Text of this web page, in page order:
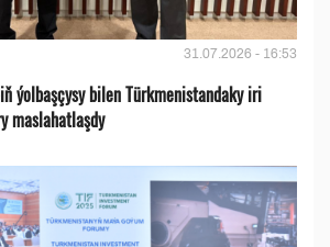
31.07.2026 - 16:53
ýolbaşçysy bilen Türkmenistandaky iri
maslahatlaşdy